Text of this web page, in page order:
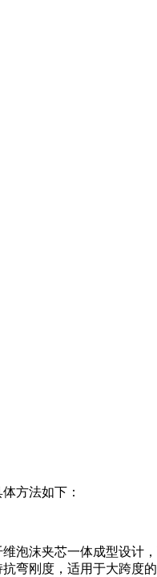
方法如下：
沫夹芯一体成型设计
弯刚度，适用于大跨度的